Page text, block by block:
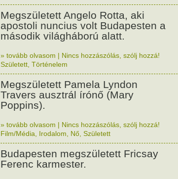
Megszületett Angelo Rotta, aki
apostoli nuncius volt Budapesten a
második világháború alatt.
» tovább olvasom | Nincs hozzászólás, szólj hozzá!
Született Történelem
Megszületett Pamela Lyndon
Travers ausztrál írónő (Mary
Poppins).
» tovább olvasom | Nincs hozzászólás, szólj hozzá!
Film/Média
Irodalom Nő Született
Budapesten megszületett Fricsay
Ferenc karmester.